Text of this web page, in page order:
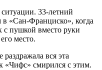
33-летний
в «Сан-Франциско», когда
с пушкой вместо руки
место.
вся эта
«Чифс» смирился с этим.